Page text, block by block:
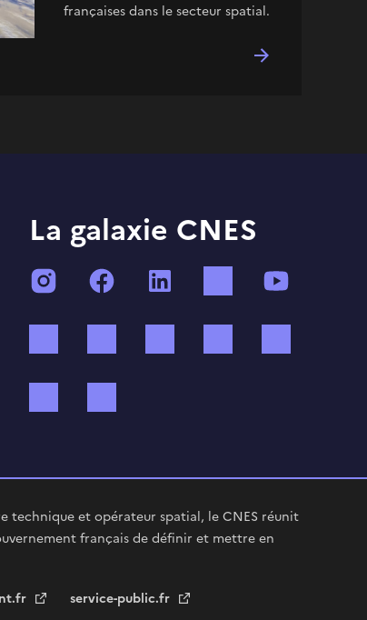
françaises dans le secteur spatial.
La galaxie CNES
InstagramFacebook TikTok
technique et opérateur spatial, le CNES réunit
français de définir et mettre en
service-public.fr